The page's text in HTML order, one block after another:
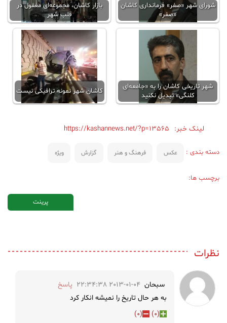
شورای شهر «صفر» فرمانداری کاشان
«صفر»
بازار کاشان، مجموعه‌ای مغفول در
قلب شهر
شهر تاریخی کاشان را به «جامعه‌ای
کلنگی» تبدیل نکنید
کاشان شهر نمونه ترافیکی نیست
لینک خبر: https://kashannews.net/?p=13565
دسته بندی : عکس فرهنگ و هنر گزارش ویژه
برچسب ها:
پرینت
نظرات
سبحان 2013-01-04 22:34:38
پاسخ
به هر حال تاریخ را نمیشه انکار کرد
(
0
)
(
0
)